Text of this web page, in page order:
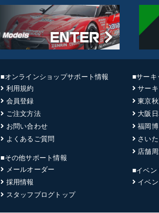
■オンラインショップサポート情報
利用規約
会員登録
ご注文方法
お問い合わせ
よくあるご質問
■その他サポート情報
メールオーダー
採用情報
スタッフブログトップ
■サーキ
サー
東京
大阪
福岡
さい
店舗
■イベン
イベ